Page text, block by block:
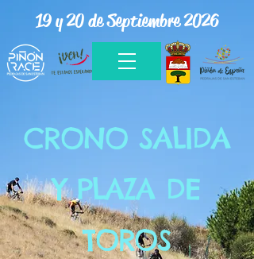
19 y 20 de Septiembre 2026
CRONO SALIDA
Y PLAZA DE
TOROS